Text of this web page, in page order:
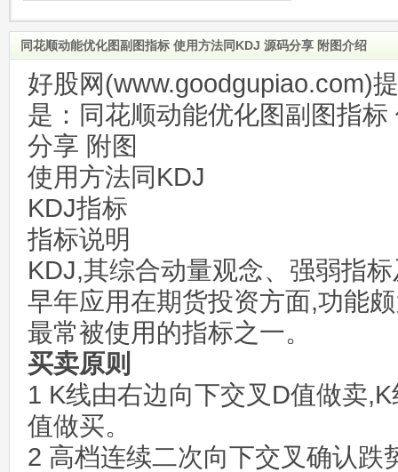
同花顺动能优化图副图指标 使用方法同KDJ 源码分享 附图介绍
好股网(www.goodgupiao.com)
是：同花顺动能优化图副图指
分享 附图
使用方法同KDJ
KDJ指标
指标说明
KDJ,其综合动量观念、强弱指
早年应用在期货投资方面,功能
最常被使用的指标之一。
买卖原则
1 K线由右边向下交叉D值做卖
值做买。
2 高档连续二次向下交叉确认跌